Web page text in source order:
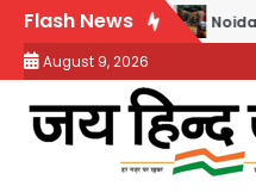
Skip
content
Flash News
पूरा विवाद Noida Crime News:
August 9, 2026